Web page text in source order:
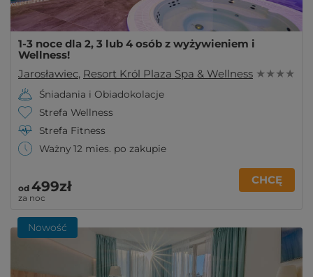
1-3 noce dla 2, 3 lub 4 osób z wyżywieniem i
Wellness!
Jarosławiec, Resort Król Plaza Spa & Wellness ★ ★ ★ ★
Śniadania i Obiadokolacje
Strefa Wellness
Strefa Fitness
Ważny 12 mies. po zakupie
od 499zł
za noc
CHCĘ
Nowość